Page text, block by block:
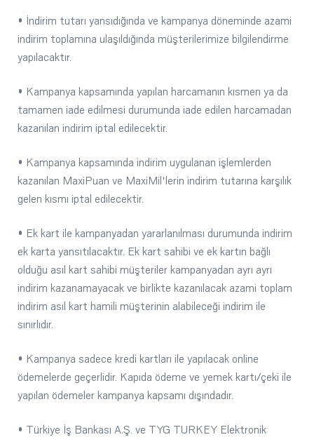
• İndirim tutarı yansıdığında ve kampanya döneminde azami
indirim toplamına ulaşıldığında müşterilerimize bilgilendirme
yapılacaktır.
• Kampanya kapsamında yapılan harcamanın kısmen ya da
tamamen iade edilmesi durumunda iade edilen harcamadan
kazanılan indirim iptal edilecektir.
• Kampanya kapsamında indirim uygulanan işlemlerden
kazanılan MaxiPuan ve MaxiMil'lerin indirim tutarına karşılık
gelen kısmı iptal edilecektir.
• Ek kart ile kampanyadan yararlanılması durumunda indirim
ek karta yansıtılacaktır. Ek kart sahibi ve ek kartın bağlı
olduğu asıl kart sahibi müşteriler kampanyadan ayrı ayrı
indirim kazanamayacak ve birlikte kazanılacak azami toplam
indirim asıl kart hamili müşterinin alabileceği indirim ile
sınırlıdır.
• Kampanya sadece kredi kartları ile yapılacak online
ödemelerde geçerlidir. Kapıda ödeme ve yemek kartı/çeki ile
yapılan ödemeler kampanya kapsamı dışındadır.
• Türkiye İş Bankası A.Ş. ve TYG TURKEY Elektronik